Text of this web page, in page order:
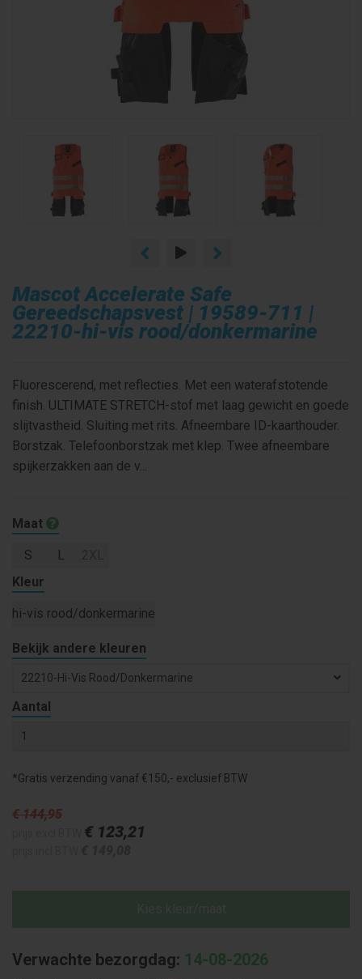
Mascot Accelerate Safe
Gereedschapsvest | 19589-711 |
22210-hi-vis rood/donkermarine
Fluorescerend, met reflecties. Met een waterafstotende
finish. ULTIMATE STRETCH-stof met laag gewicht en goede
slijtvastheid. Sluiting met rits. Afneembare ID-kaarthouder.
Borstzak. Telefoonborstzak met klep. Twee afneembare
spijkerzakken aan de v...
Maat
S L
Kleur
hi-vis rood/donkermarine
Bekijk andere kleuren
22210-Hi-Vis Rood/donkermarine
Aantal
*Gratis verzending vanaf €150,- exclusief BTW
€ 144,95
€ 123,21
Verwachte bezorgdag: 14-08-2026